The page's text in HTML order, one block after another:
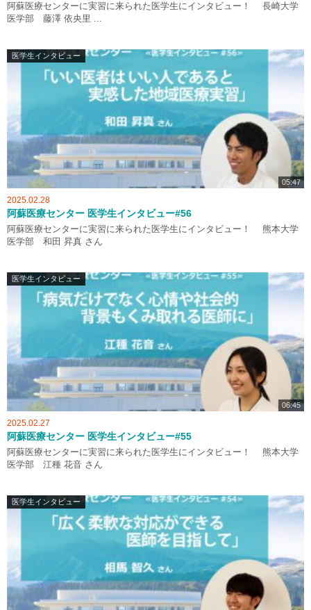
阿蘇医療センターに実習に来られた医学生にインタビュー！ 長崎大学
医学部 藤澤 依央里 ...
医学生インタビュー
05:47
2025.02.28
阿蘇医療センター 医学生インタビュー#56
阿蘇医療センターに実習に来られた医学生にインタビュー！ 熊本大学
医学部 和田 昇真 さん
医学生インタビュー
06:45
2025.02.27
阿蘇医療センター 医学生インタビュー#55
阿蘇医療センターに実習に来られた医学生にインタビュー！ 熊本大学
医学部 江種 花音 さん
医学生インタビュー